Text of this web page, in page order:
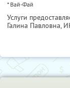
* Вай-Фай
Услуги
Галина Павловна,